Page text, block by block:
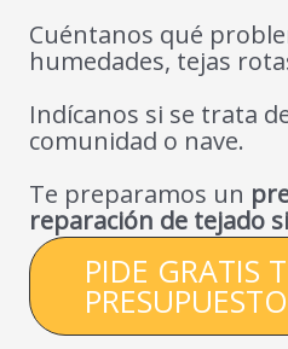
Cuéntanos qué
humedades, tejas
Indícanos si se trata
comunidad o nave.
Te preparamos un
reparación de tejado
PIDE GRATIS
PRESUPUESTO